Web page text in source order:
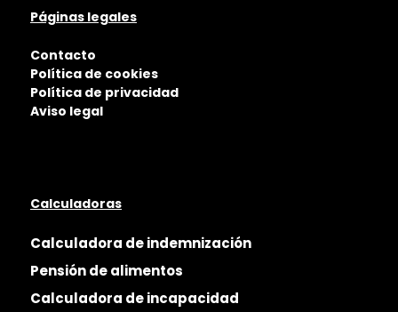
Páginas legales
Contacto
Política de cookies
Política de privacidad
Aviso legal
Calculadoras
Calculadora de indemnización
Pensión de alimentos
Calculadora de incapacidad